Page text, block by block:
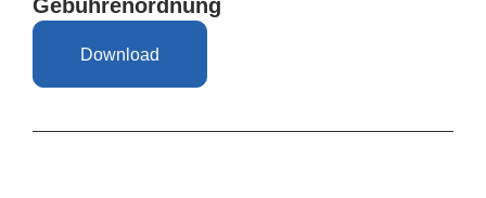
Gebührenordnung
Download